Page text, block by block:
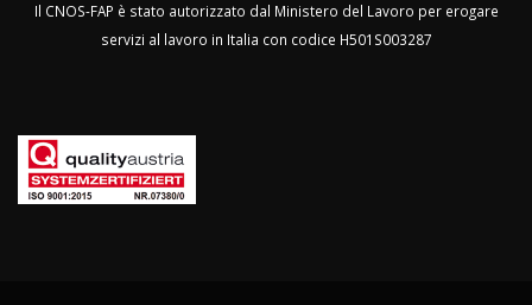
Il CNOS-FAP è stato autorizzato dal Ministero del Lavoro per erogare
servizi al lavoro in Italia con codice H501S003287